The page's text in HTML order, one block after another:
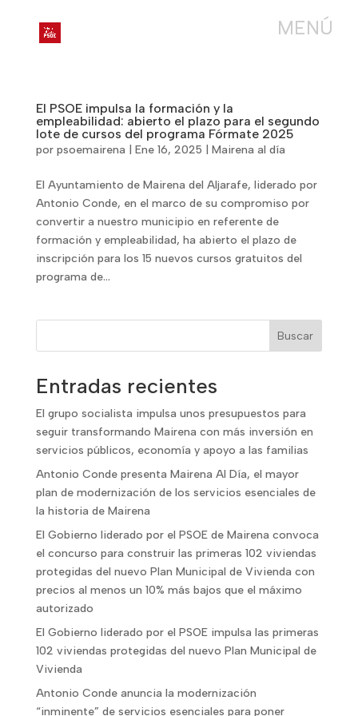
El PSOE impulsa la formación y la
empleabilidad: abierto el plazo para el segundo
lote de cursos del programa Fórmate 2025
por psoemairena Ene 16, 2025 Mairena al día
El Ayuntamiento de Mairena del Aljarafe, liderado por
Antonio Conde, en el marco de su compromiso por
convertir a nuestro municipio en referente de
formación y empleabilidad, ha abierto el plazo de
inscripción para los 15 nuevos cursos gratuitos del
programa de...
Buscar
Entradas recientes
El grupo socialista impulsa unos presupuestos para
seguir transformando Mairena con más inversión en
servicios públicos, economía y apoyo a las familias
Antonio Conde presenta Mairena Al Día, el mayor
plan de modernización de los servicios esenciales de
la historia de Mairena
El Gobierno liderado por el PSOE de Mairena convoca
el concurso para construir las primeras 102 viviendas
protegidas del nuevo Plan Municipal de Vivienda con
precios al menos un 10% más bajos que el máximo
autorizado
El Gobierno liderado por el PSOE impulsa las primeras
102 viviendas protegidas del nuevo Plan Municipal de
Vivienda
Antonio Conde anuncia la modernización
“inminente” de servicios esenciales para poner